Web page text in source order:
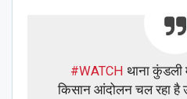
#WATCH थाना कुंडली
किसान आंदोलन चल रहा